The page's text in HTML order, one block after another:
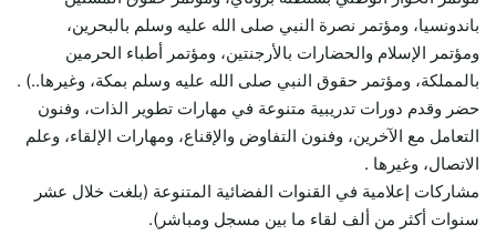
باندونسيا، ومؤتمر نصرة النبي صلى الله عليه وسلم بالبحرين،
ومؤتمر الإسلام والحضارات بالأرجنتين، ومؤتمر أطباء الحرمين
بالمملكة، ومؤتمر حقوق النبي صلى الله عليه وسلم بمكة، وغيرها..) .
حضر وقدم دورات تدريبية متنوعة في مهارات تطوير الذات، وفنون
التعامل مع الآخرين، وفنون التفاوض والإقناع، ومهارات الإلقاء، وعلم
الاتصال، وغيرها .
مشاركات إعلامية في القنوات الفضائية المتنوعة (بلغت خلال عشر
سنوات أكثر من ألف لقاء ما بين مسجل ومباشر).